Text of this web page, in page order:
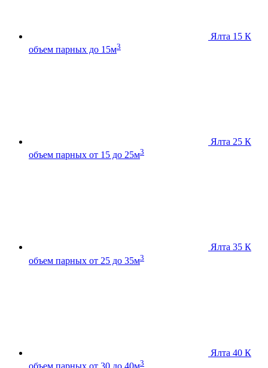
Ялта 15 К
объем парных до 15м3
Ялта 25 К
объем парных от 15 до 25м3
Ялта 35 К
объем парных от 25 до 35м3
Ялта 40 К
объем парных от 30 до 40м3